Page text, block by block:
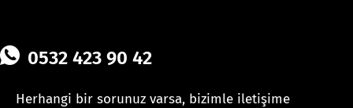
0532 423 90 42
Herhangi bir sorunuz varsa, bizimle iletişime